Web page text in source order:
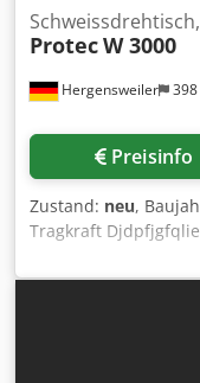
Hergensweiler
ProtecW 3000
Preisinfo
Zustand: neu,
Tragkraft
Fußfernbedienung
100mm Höhe